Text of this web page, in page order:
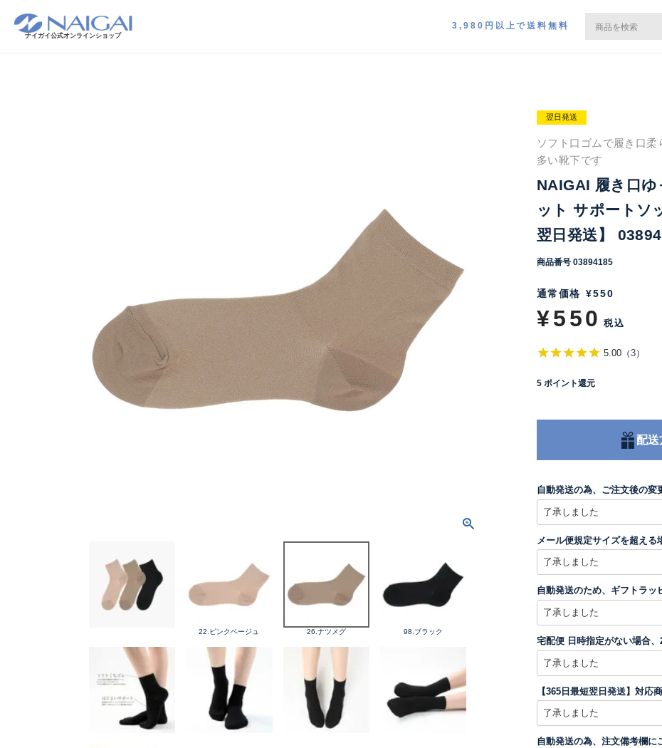
ナイガイ公式オンラインショップ
3,980円以上で送料無料
22.ピンクベージュ 26.ナツメグ 98.ブラック
翌日発送
ソフト口ゴムで履き口
多い靴下です
NAIGAI 履き口
ット サポートソ
翌日発送】
商品番号 03894185
通常価格 ¥550
¥550 税込
5.00 （3）
5 ポイント還元
配送
自動発送の為、ご注文後の変
メール便規定サイズを超える
自動発送のため、ギフトラッ
宅配便 日時指定がない場合、
【365日最短翌日発送】対応
自動発送の為、注文備考欄に